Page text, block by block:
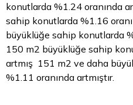
konutlarda %1.24 oranında
sahip konutlarda %1.16
büyüklüğe sahip konutlarda
150 m2 büyüklüğe sahip
artmış 151 m2 ve daha
%1.11 oranında artmıştır.